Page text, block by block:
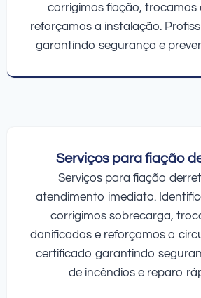
corrigimos fiação, trocamos
reforçamos a instalação.
garantindo segurança e
Serviços para fiação
Serviços para fiação
atendimento imediato.
corrigimos sobrecarga,
danificados e reforçamos o
certificado garantindo
de incêndios e reparo